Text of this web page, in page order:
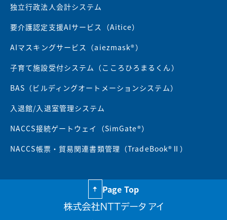
独立行政法人会計システム
要介護認定支援AIサービス（Aitice）
AIマスキングサービス（aiezmask®）
子育て施設受付システム（こころひろまるくん）
BAS（ビルディングオートメーションシステム）
入退館/入退室管理システム
NACCS接続ゲートウェイ（SimGate®）
NACCS帳票・貿易関連書類管理（TradeBook®Ⅱ）
Page Top